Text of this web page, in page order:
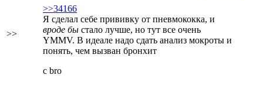
>>
>>34166
Я сделал себе прививку от пневмококка, и
вроде бы стало лучше, но тут все очень
YMMV. В идеале надо сдать анализ мокроты и
понять, чем вызван бронхит
c bro